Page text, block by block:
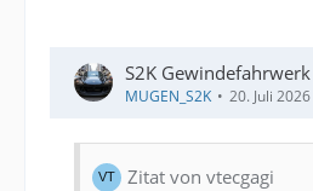
S2K Gewindefahrwerk
MUGEN_S2K 20. Juli
Zitat von vtecgagi